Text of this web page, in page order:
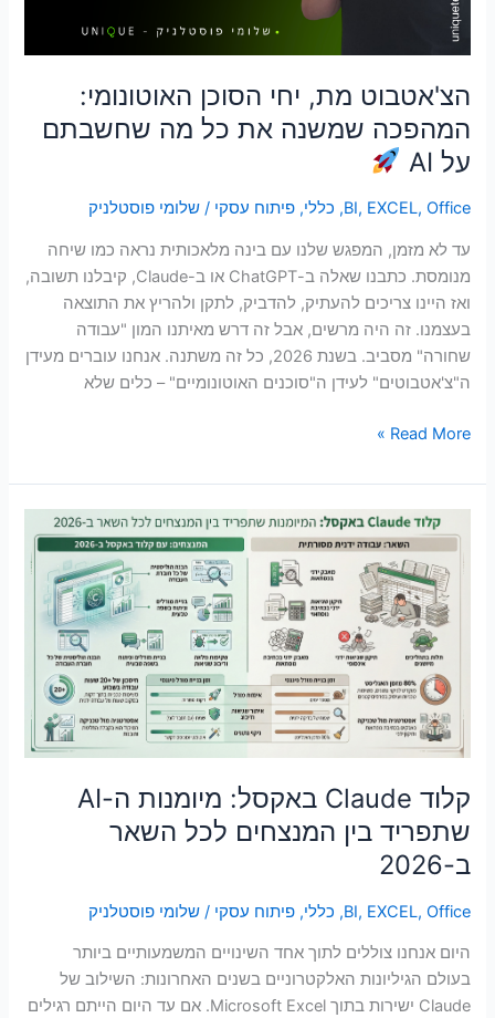
הצ'אטבוט מת, יחי הסוכן האוטונומי:
המהפכה שמשנה את כל מה שחשבתם
על AI
BI, EXCEL, Office
, כללי,פיתוח עסקי /שלומי פוסטלניק
עד לא מזמן, המפגש שלנו עם בינה מלאכותית נראה כמו שיחה
מנומסת. כתבנו שאלה ב-ChatGPT או ב-Claude, קיבלנו תשובה,
ואז היינו צריכים להעתיק, להדביק, לתקן ולהריץ את התוצאה
בעצמנו. זה היה מרשים, אבל זה דרש מאיתנו המון "עבודה
שחורה" מסביב. בשנת 2026, כל זה משתנה. אנחנו עוברים מעידן
ה"צ'אטבוטים" לעידן ה"סוכנים האוטונומיים" – כלים שלא
כל
מה
שחשבתם
על
AI
Read More »
קלוד Claude באקסל: מיומנות ה-AI
שתפריד בין המנצחים לכל השאר
ב-2026
BI, EXCEL, Office
, כללי,פיתוח עסקי /שלומי פוסטלניק
היום אנחנו צוללים לתוך אחד השינויים המשמעותיים ביותר
בעולם הגיליונות האלקטרוניים בשנים האחרונות: השילוב של
Claude ישירות בתוך Microsoft Excel. אם עד היום הייתם רגילים
קלוד
Claude
באקסל:
מיומנות
שתפריד
המנצחים
לכל
השאר
ב-2026